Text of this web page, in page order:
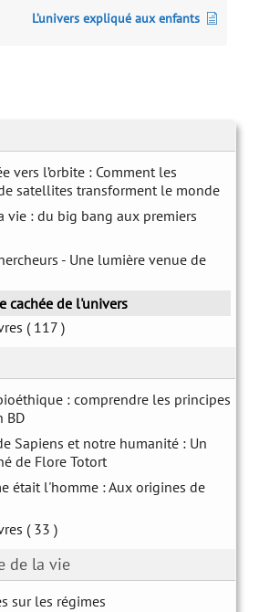
vers l’orbite : Comment les
satellites transforment le monde
vie : du big bang aux premiers
- Une lumière venue de
cachée de l'univers
( 117 )
: comprendre les principes
BD
Sapiens et notre humanité : Un
de Flore Totort
était l'homme : Aux origines de
( 33 )
de la vie
sur les régimes
L’univers expliqué aux enfants